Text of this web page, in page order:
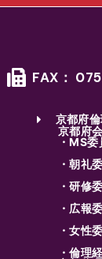
FAX：
京都府
京都府
・MS
・朝礼
・研修
・広報
・女性
・倫理